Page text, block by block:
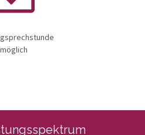
möglich